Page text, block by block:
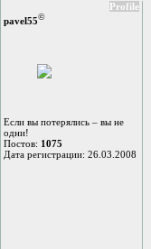
Profile
pavel55©
Если вы потерялись – вы не
одни!
Постов: 1075
Дата регистрации: 26.03.2008